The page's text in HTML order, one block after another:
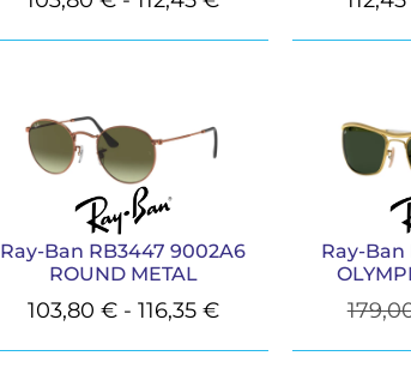
Ray-Ban RB3447 9002A6
ROUND METAL
103,80 € - 116,35 €
Ray-Ban